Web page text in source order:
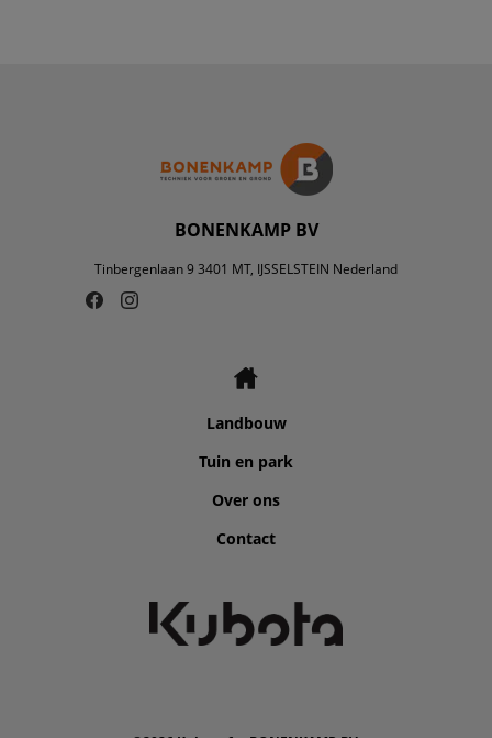
BONENKAMP BV
Tinbergenlaan 9 3401 MT, IJSSELSTEIN Nederland
Landbouw
Tuin en park
Over ons
Contact